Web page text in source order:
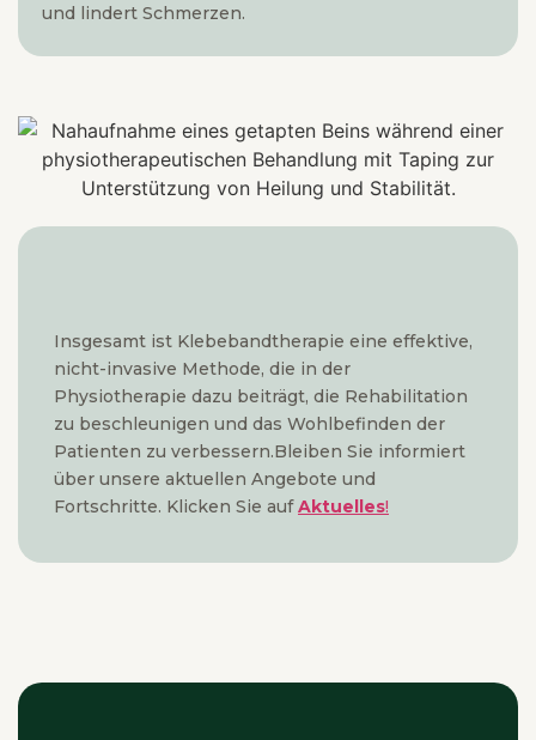
und lindert Schmerzen.
Insgesamt ist Klebebandtherapie eine effektive,
nicht-invasive Methode, die in der
Physiotherapie dazu beiträgt, die Rehabilitation
zu beschleunigen und das Wohlbefinden der
Patienten zu verbessern.Bleiben Sie informiert
über unsere aktuellen Angebote und
Fortschritte. Klicken Sie aufAktuelles!